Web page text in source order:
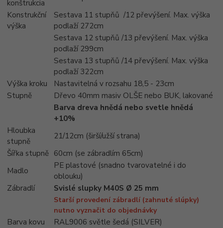
konštrukcia
Konstrukční
výška
Sestava 11 stupňů /12 převýšení. Max. výška
podlaží 272cm
Sestava 12 stupňů /13 převýšení. Max. výška
podlaží 299cm
Sestava 13 stupňů /14 převýšení. Max. výška
podlaží 322cm
Výška kroku
Nastavitelná v rozsahu 18,5 - 23cm
Stupně
Dřevo 40mm masiv OLŠE nebo BUK, lakované
Barva dreva hnědá nebo svetle hnědá
+10%
Hloubka
stupně
21/12cm (širší/užší strana)
Šířka stupně 60cm (se zábradlím 65cm)
Madlo
PE plastové (snadno tvarovatelné i do
oblouku)
Zábradlí
Svislé slupky M40S Ø 25 mm
Starší provedení zábradlí (zahnuté slúpky)
nutno vyznačit do objednávky
Barva kovu
RAL9006 světle šedá (SILVER)